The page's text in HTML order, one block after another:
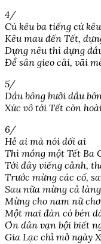
4/
Cú kêu ba tiếng cứ kêu
Kêu mau đến Tết,
Dựng nêu thì dựng
Để sân gieo cải, vãi
5/
Dầu bông bưởi dầu
Xức vô tới Tết còn
6/
Hễ ai mà nói dối ai
Thì mồng một Tết Ba
Tới đây viếng cảnh,
Trước mừng các cố,
Sau nữa mừng cả
Mừng cho nam nữ
Một mai đàn có bén
Ơn dân vạn bội biết
Gia Lạc chỉ mở ngày